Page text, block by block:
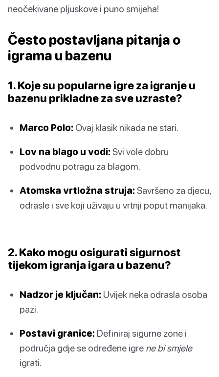
neočekivane pljuskove i puno smijeha!
Često postavljana pitanja o
igrama u bazenu
1. Koje su popularne igre za igranje u
bazenu prikladne za sve uzraste?
Marco Polo: Ovaj klasik nikada ne stari.
Lov na blago u vodi: Svi vole dobru
podvodnu potragu za blagom.
Atomska vrtložna struja: Savršeno za djecu,
odrasle i sve koji uživaju u vrtnji poput manijaka.
2. Kako mogu osigurati sigurnost
tijekom igranja igara u bazenu?
Nadzor je ključan: Uvijek neka odrasla osoba
pazi.
Postavi granice: Definiraj sigurne zone i
područja gdje se određene igre ne bi smjele
igrati.